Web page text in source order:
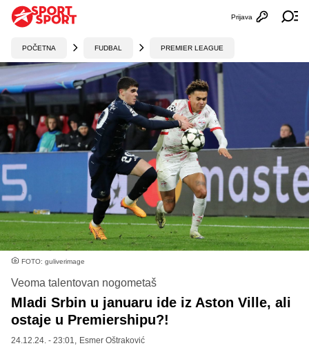
Otvori
Prijava
POČETNA FUDBAL PREMIER LEAGUE
FOTO: guliverimage
Veoma talentovan nogometaš
Mladi Srbin u januaru ide iz Aston Ville, ali
ostaje u Premiershipu?!
24.12.24. - 23:01, Esmer Oštraković